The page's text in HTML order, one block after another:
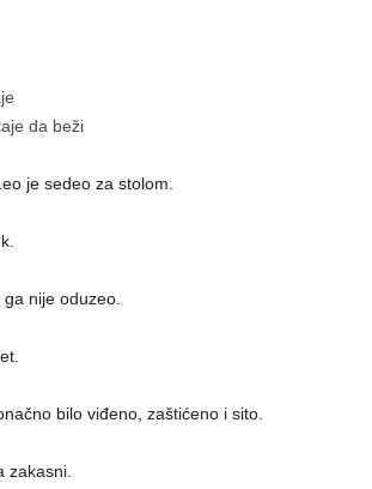
da beži
je sedeo za stolom.
nije oduzeo.
bilo viđeno, zaštićeno i sito.
zakasni.